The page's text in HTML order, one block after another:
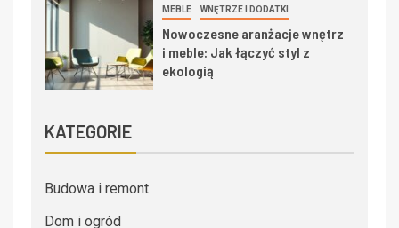
MEBLE WNĘTRZE I DODATKI
Nowoczesne aranżacje wnętrz
i meble: Jak łączyć styl z
ekologią
KATEGORIE
Budowa i remont
Dom i ogród